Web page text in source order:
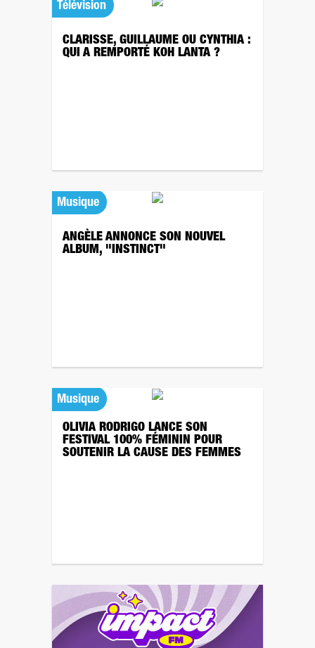
Télévision
CLARISSE, GUILLAUME OU CYNTHIA :
QUI A REMPORTÉ KOH LANTA ?
Musique
ANGÈLE ANNONCE SON NOUVEL
ALBUM, "INSTINCT"
Musique
OLIVIA RODRIGO LANCE SON
FESTIVAL 100% FÉMININ POUR
SOUTENIR LA CAUSE DES FEMMES